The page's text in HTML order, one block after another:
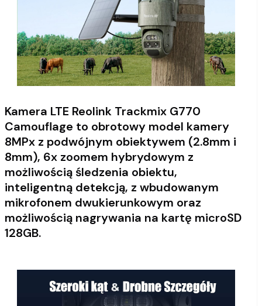
Kamera LTE Reolink Trackmix G770
Camouflage to obrotowy model kamery
8MPx z podwójnym obiektywem (2.8mm i
8mm), 6x zoomem hybrydowym z
możliwością śledzenia obiektu,
inteligentną detekcją, z wbudowanym
mikrofonem dwukierunkowym oraz
możliwością nagrywania na kartę microSD
128GB.